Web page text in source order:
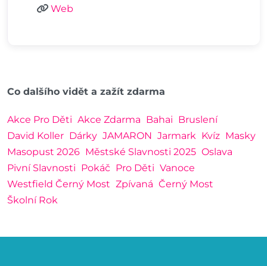
Web
Co dalšího vidět a zažít zdarma
Akce Pro Děti Akce Zdarma Bahai Bruslení
David Koller Dárky JAMARON Jarmark Kvíz Masky
Masopust 2026 Městské Slavnosti 2025 Oslava
Pivní Slavnosti Pokáč Pro Děti Vanoce
Westfield Černý Most Zpívaná Černý Most
Školní Rok